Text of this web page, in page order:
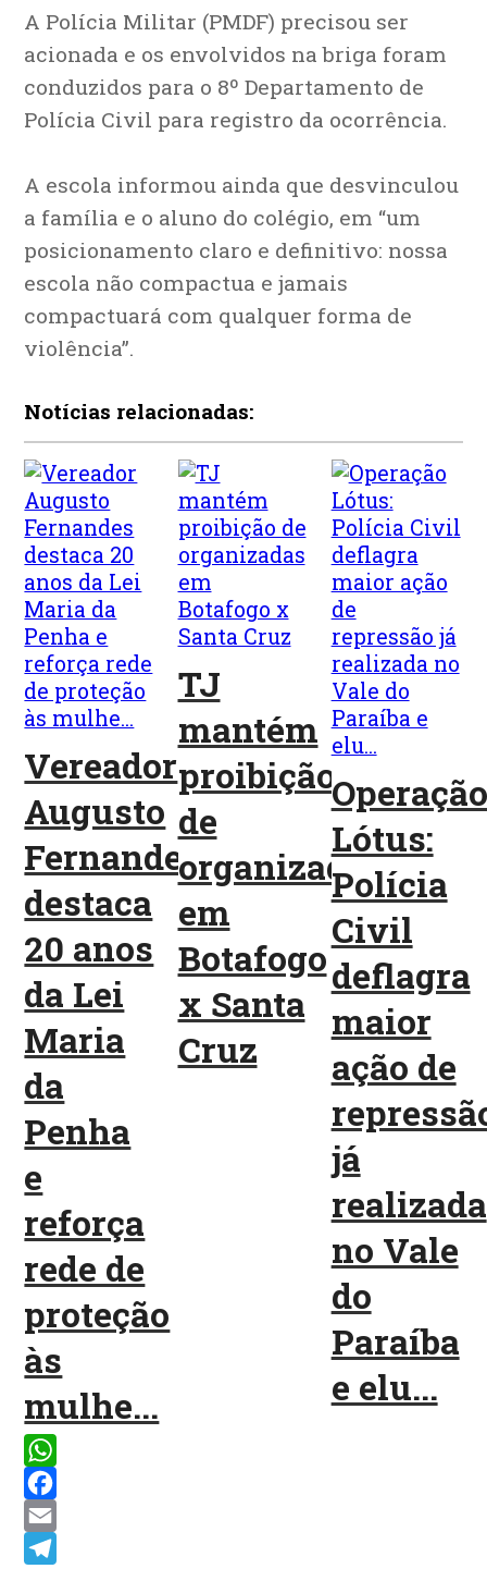
A Polícia Militar (PMDF) precisou ser
acionada e os envolvidos na briga foram
conduzidos para o 8º Departamento de
Polícia Civil para registro da ocorrência.
A escola informou ainda que desvinculou
a família e o aluno do colégio, em “um
posicionamento claro e definitivo: nossa
escola não compactua e jamais
compactuará com qualquer forma de
violência”.
Notícias relacionadas:
Vereador
Augusto
Fernandes
destaca
20 anos
da Lei
Maria
da
Penha
e
reforça
rede de
proteção
às
mulhe...
TJ
mantém
proibição
de
organizadas
em
Botafogo
x Santa
Cruz
Operação
Lótus:
Polícia
Civil
deflagra
maior
ação de
já
realizada
no Vale
do
Paraíba
e elu...
WhatsApp
Facebook
Email